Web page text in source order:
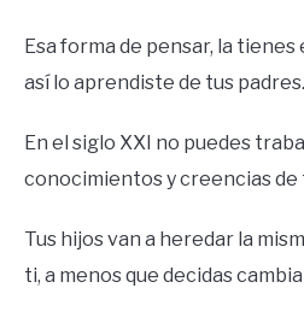
Esa forma de pensar, la
así lo aprendiste de tus padres.
En el siglo XXI no puedes
conocimientos y creencias de
Tus hijos van a heredar la
ti, a menos que decidas